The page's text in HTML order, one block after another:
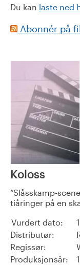
Du kan laste ned
Abonnér på
Koloss
Slåsskamp-
tiåringer på en
Vurdert dato:
Distributør:
Regissør:
Produksjonsår: